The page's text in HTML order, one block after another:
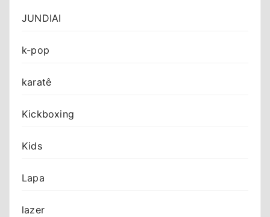
JUNDIAI
k-pop
karatê
Kickboxing
Kids
Lapa
lazer